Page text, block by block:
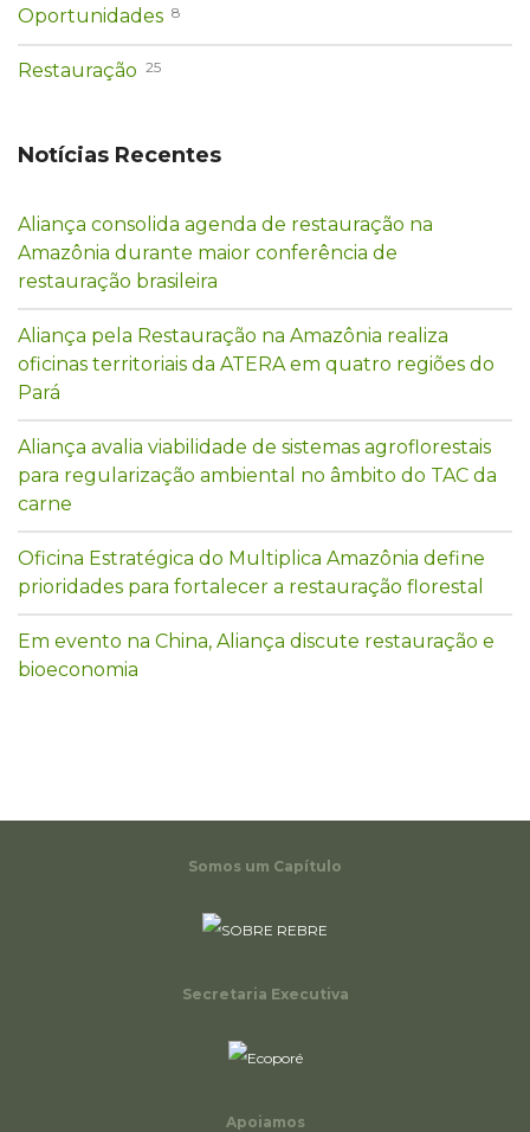
Oportunidades 8
Restauração 25
Notícias Recentes
Aliança consolida agenda de restauração na
Amazônia durante maior conferência de
restauração brasileira
Aliança pela Restauração na Amazônia realiza
oficinas territoriais da ATERA em quatro regiões do
Pará
Aliança avalia viabilidade de sistemas agroflorestais
para regularização ambiental no âmbito do TAC da
carne
Oficina Estratégica do Multiplica Amazônia define
prioridades para fortalecer a restauração florestal
Em evento na China, Aliança discute restauração e
bioeconomia
Somos um Capítulo
Secretaria Executiva
Apoiamos